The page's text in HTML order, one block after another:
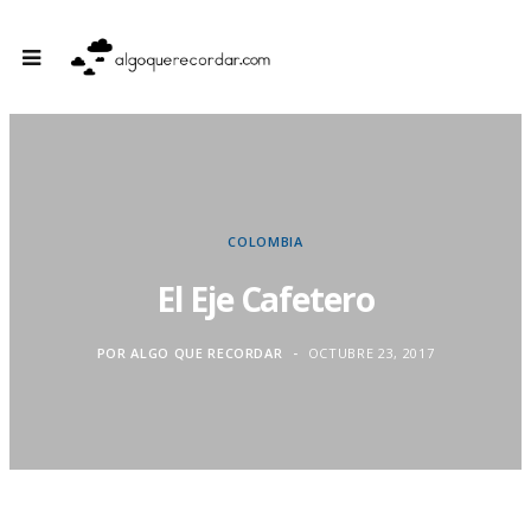
COLOMBIA
El Eje Cafetero
PORALGO QUE RECORDAR OCTUBRE 23, 2017